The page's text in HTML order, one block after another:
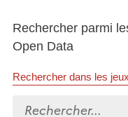
Rechercher parmi
Open Data
Rechercher dans les
Rechercher...